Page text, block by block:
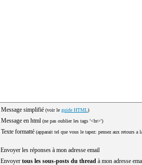
Message simplifié (voir le guide HTML)
Message en html (ne pas oublier les tags '<br>')
Texte formatté (apparait tel que vous le tapez: pensez aux retours a
Envoyer les réponses à mon adresse email
Envoyer tous les sous-posts du thread à mon adresse